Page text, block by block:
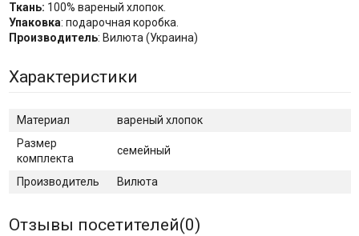
Ткань: 100% вареный хлопок.
Упаковка: подарочная коробка.
Производитель: Вилюта (Украина)
Характеристики
Материал
вареный хлопок
Размер
комплекта
семейный
Производитель Вилюта
Отзывы посетителей(0)